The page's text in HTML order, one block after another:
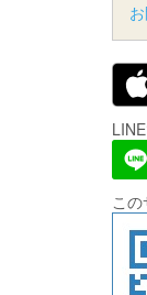
こ